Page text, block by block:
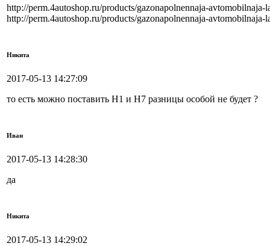
http://perm.4autoshop.ru/products/gazonapolnennaja-
http://perm.4autoshop.ru/products/gazonapolnennaja-
Никита
2017-05-13 14:27:09
то есть можно поставить H1 и H7 разницы особой не будет ?
Иван
2017-05-13 14:28:30
да
Никита
2017-05-13 14:29:02